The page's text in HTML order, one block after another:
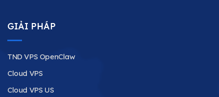
GIẢI PHÁP
TND VPS OpenClaw
Cloud VPS
Cloud VPS US